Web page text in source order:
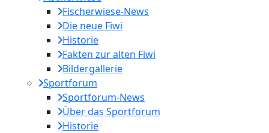
Fischerwiese-News
Die neue Fiwi
Historie
Fakten zur alten Fiwi
Bildergallerie
Sportforum
Sportforum-News
Über das Sportforum
Historie